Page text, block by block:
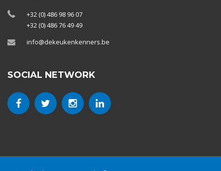
+32 (0) 486 98 96 07
+32 (0) 486 76 49 49
info@dekeukenkenners.be
SOCIAL NETWORK